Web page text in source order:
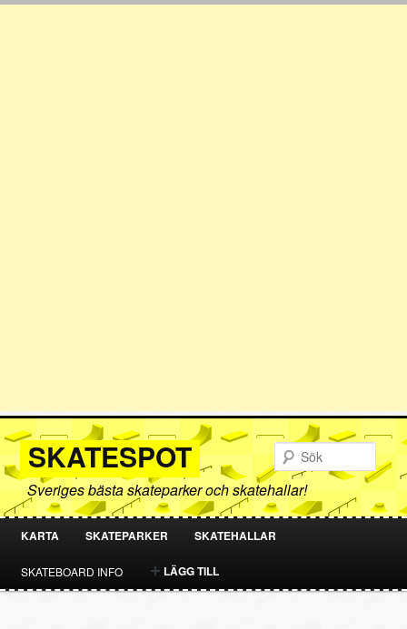
SKATESPOT
Sveriges bästa skateparker och skatehallar!
HOPPA
TILL
HOPPA
TILL
KARTA SKATEPARKER SKATEHALLAR
SKATEBOARD INFO LÄGG TILL